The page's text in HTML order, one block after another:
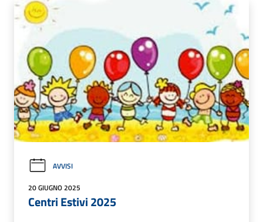
AVVISI
20 GIUGNO 2025
Centri Estivi 2025